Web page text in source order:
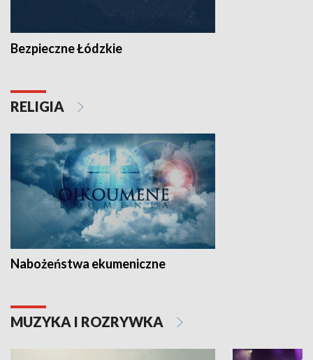
Bezpieczne Łódzkie
RELIGIA
Nabożeństwa ekumeniczne
MUZYKA I ROZRYWKA